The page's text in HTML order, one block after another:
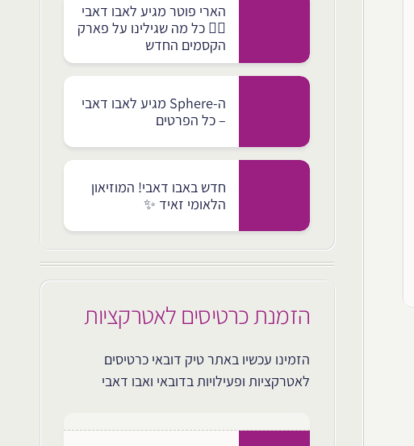
הארי פוטר מגיע לאבו דאבי
🧙‍♂️ כל מה שגילינו על פארק
הקסמים החדש
ה-Sphere מגיע לאבו דאבי
– כל הפרטים
חדש באבו דאבי! המוזיאון
הלאומי זאיד ✨
הזמנת כרטיסים לאטרקציות
הזמינו עכשיו באתר טיק דובאי כרטיסים
לאטרקציות ופעילויות בדובאי ואבו דאבי